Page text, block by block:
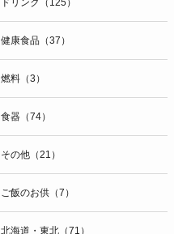
健康食品（37）
燃料（3）
食器（74）
その他（21）
ご飯のお供（7）
北海道・東北（71）